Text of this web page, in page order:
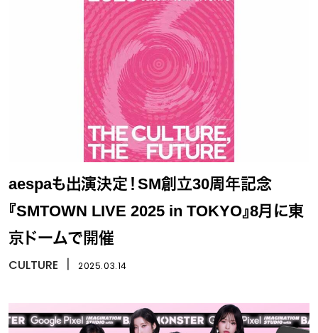
aespaも出演決定！SM創立30周年記念
『SMTOWN LIVE 2025 in TOKYO』8月に東
京ドームで開催
CULTURE 2025.03.14